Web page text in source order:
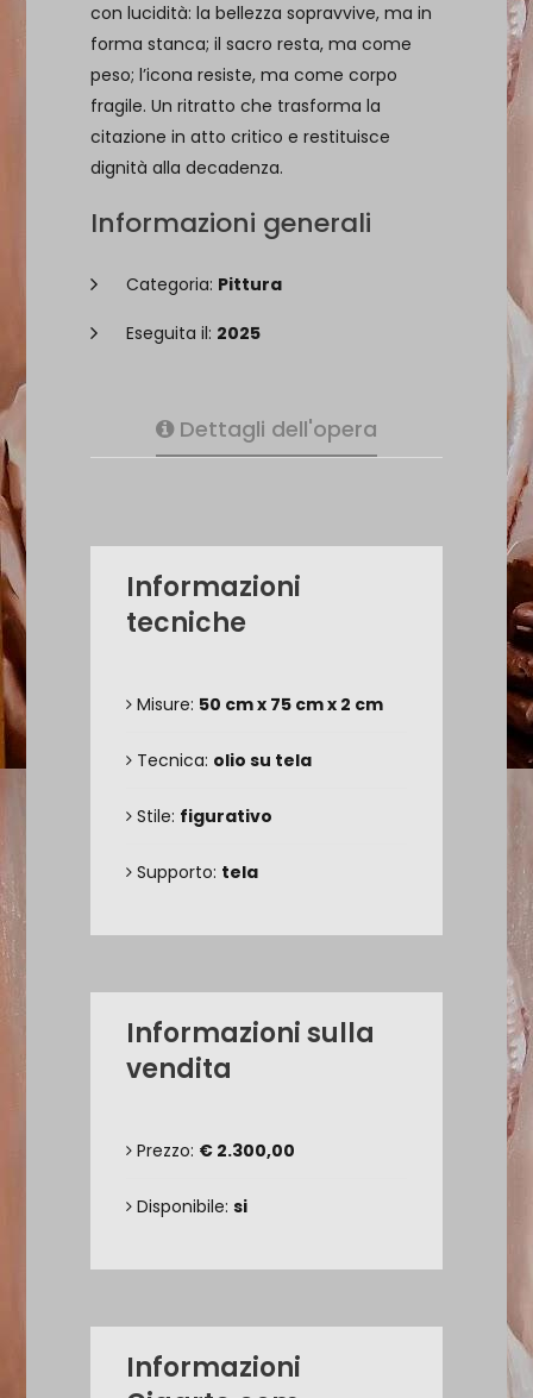
con lucidità: la bellezza sopravvive, ma in
forma stanca; il sacro resta, ma come
peso; l’icona resiste, ma come corpo
fragile. Un ritratto che trasforma la
citazione in atto critico e restituisce
dignità alla decadenza.
Informazioni generali
Categoria: Pittura
Eseguita il: 2025
Dettagli dell'opera
Informazioni
tecniche
Misure: 50 cm x 75 cm x 2 cm
Tecnica: olio su tela
Stile: figurativo
Supporto: tela
Informazioni sulla
vendita
Prezzo: € 2.300,00
Disponibile: si
Informazioni